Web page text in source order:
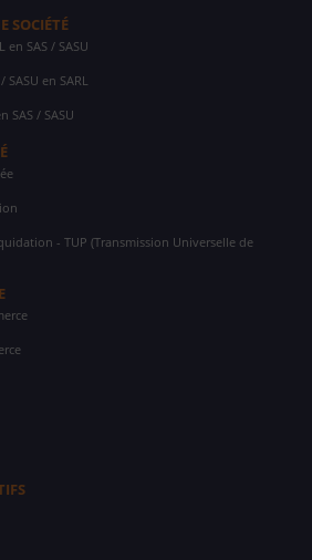
SOCIÉTÉ
SAS / SASU
en SARL
SAS / SASU
- TUP (Transmission Universelle de